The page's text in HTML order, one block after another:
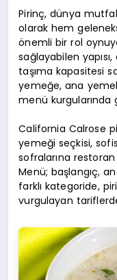
Pirinç, dünya
olarak hem
önemli bir rol
sağlayabilen
taşıma kapasitesi
yemeğe, ana
menü kurgularında
California Calrose
yemeği seçkisi,
sofralarına
Menü; başlangıç,
farklı kategoride,
vurgulayan